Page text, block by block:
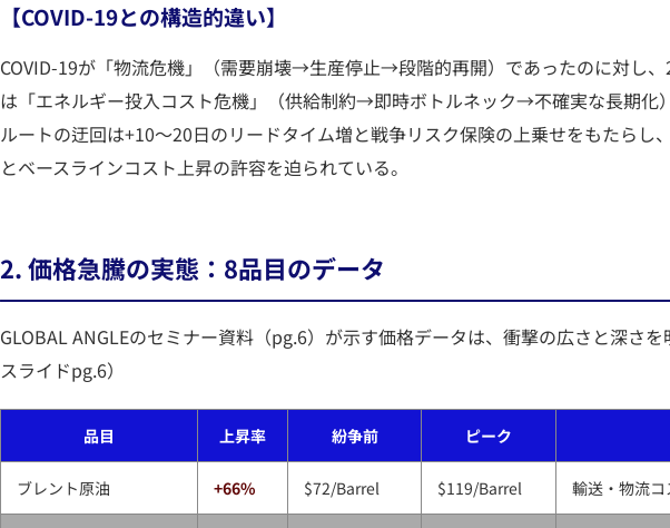
【COVID-19との構造的違い】
COVID-19が「物流危機」（需要崩壊→生産停止→段階的再開）であったのに対し
は「エネルギー投入コスト危機」（供給制約→即時ボトルネック→不確実な長期化
ルートの迂回は+10〜20日のリードタイム増と戦争リスク保険の上乗せをもたらし
とベースラインコスト上昇の許容を迫られている。
2. 価格急騰の実態：8品目のデータ
GLOBAL ANGLEのセミナー資料（pg.6）が示す価格データは、衝撃の広さと深さを
スライドpg.6）
品目 上昇率 紛争前 ピーク
ブレント原油 +66% $72/Barrel $119/Barrel 輸送・物流コ